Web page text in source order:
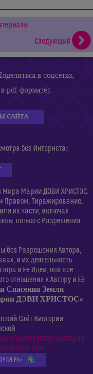
Следующий
в соцсетях,
в pdf-формате):
САЙТА
без Интернета:
Мира Марии ДЭВИ ХРИСТОС.
Правом. Тиражирование,
их части, включая
только с Разрешения
без Разрешения Автора,
и их деятельность
и Её Идеи, они все
отношения к Автору и Её
Спасения Земли
ДЭВИ ХРИСТОС».
Сайт Виктории
Тысячелетия Виктории
РА»